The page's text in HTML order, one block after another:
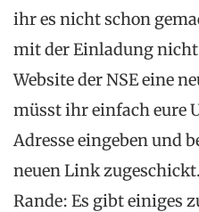
ihr es nicht schon
mit der Einladung
Website der NSE eine
müsst ihr einfach
Adresse eingeben und
neuen Link
Rande: Es gibt einiges